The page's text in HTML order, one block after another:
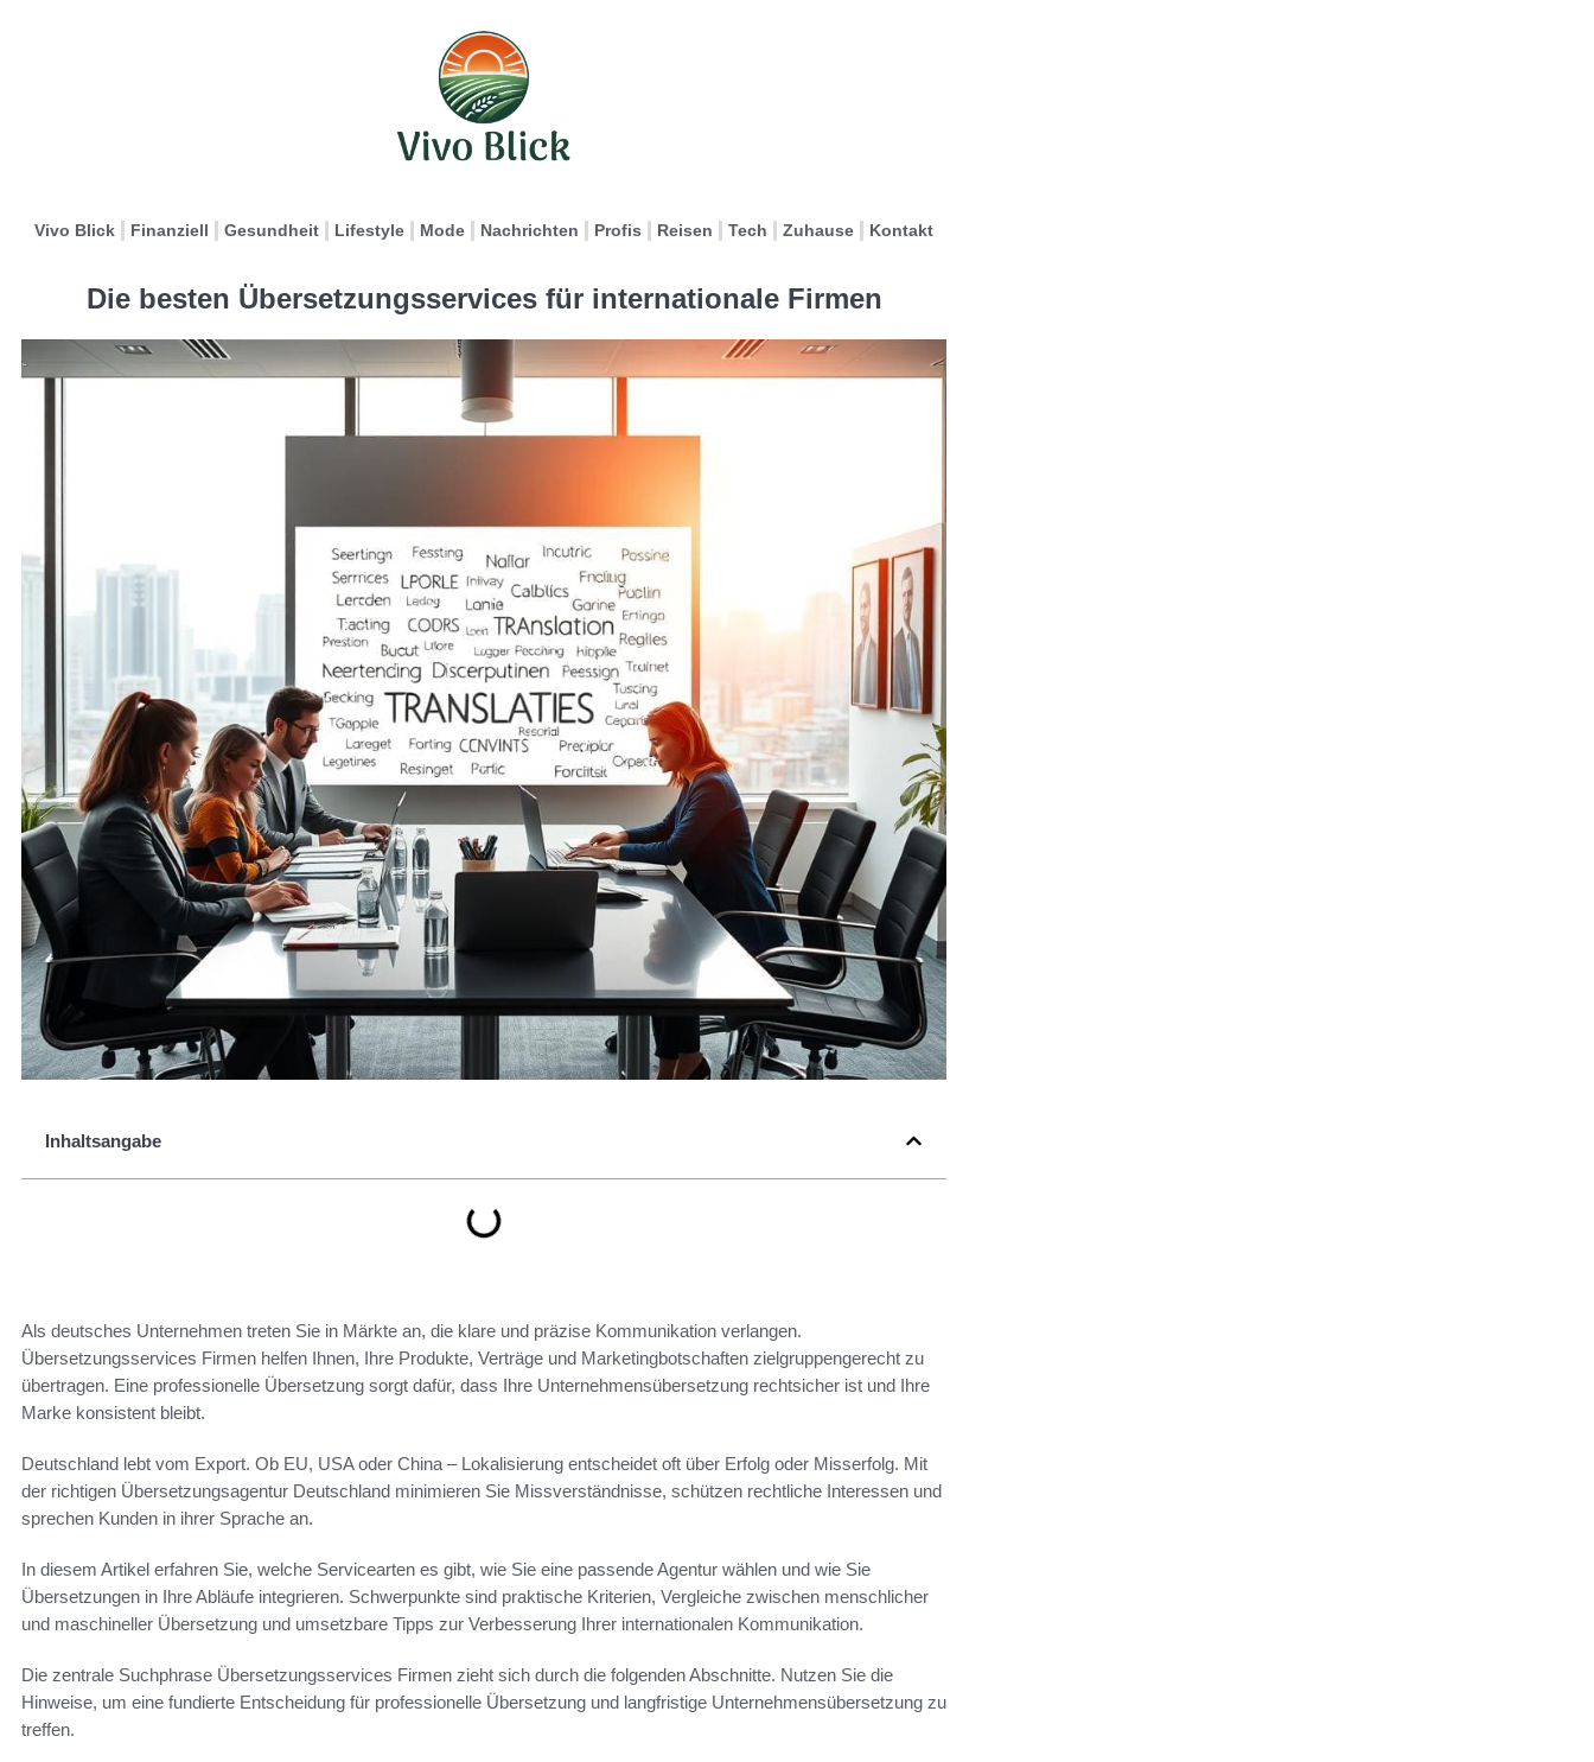
Vivo Blick Finanziell Gesundheit Lifestyle Mode Nachrichten Profis Reisen Tech Zuhause Kontakt
Die besten Übersetzungsservices für internationale Firmen
Inhaltsangabe
Als deutsches Unternehmen treten Sie in Märkte an, die klare und präzise Kommunikation verlangen.
Übersetzungsservices Firmen helfen Ihnen, Ihre Produkte, Verträge und Marketingbotschaften zielgruppengerecht zu
übertragen. Eine professionelle Übersetzung sorgt dafür, dass Ihre Unternehmensübersetzung rechtsicher ist und Ihre
Marke konsistent bleibt.
Deutschland lebt vom Export. Ob EU, USA oder China – Lokalisierung entscheidet oft über Erfolg oder Misserfolg. Mit
der richtigen Übersetzungsagentur Deutschland minimieren Sie Missverständnisse, schützen rechtliche Interessen und
sprechen Kunden in ihrer Sprache an.
In diesem Artikel erfahren Sie, welche Servicearten es gibt, wie Sie eine passende Agentur wählen und wie Sie
Übersetzungen in Ihre Abläufe integrieren. Schwerpunkte sind praktische Kriterien, Vergleiche zwischen menschlicher
und maschineller Übersetzung und umsetzbare Tipps zur Verbesserung Ihrer internationalen Kommunikation.
Die zentrale Suchphrase Übersetzungsservices Firmen zieht sich durch die folgenden Abschnitte. Nutzen Sie die
Hinweise, um eine fundierte Entscheidung für professionelle Übersetzung und langfristige Unternehmensübersetzung zu
treffen.